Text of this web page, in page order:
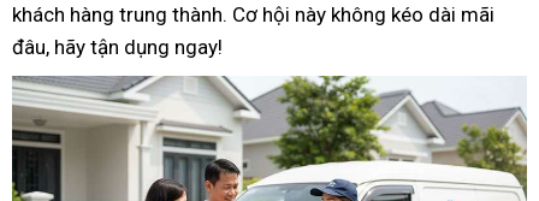
khách hàng trung thành. Cơ hội này không kéo dài mãi
đâu, hãy tận dụng ngay!